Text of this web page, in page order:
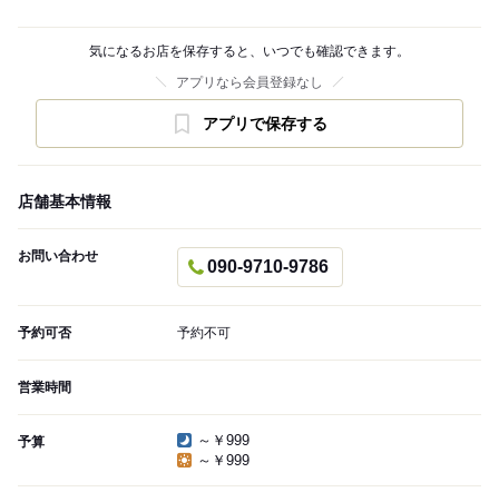
気になるお店を保存すると、いつでも確認できます。
アプリなら会員登録なし
アプリで保存する
店舗基本情報
お問い合わせ
090-9710-9786
予約可否 予約不可
営業時間
予算
～￥999
～￥999